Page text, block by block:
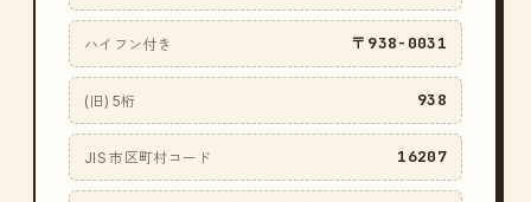
ハイフン付き 〒938-0031
(旧) 5桁 938
JIS 市区町村コード 16207